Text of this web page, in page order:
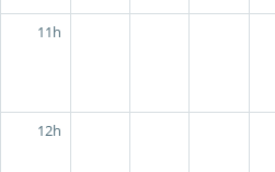
11h
12h